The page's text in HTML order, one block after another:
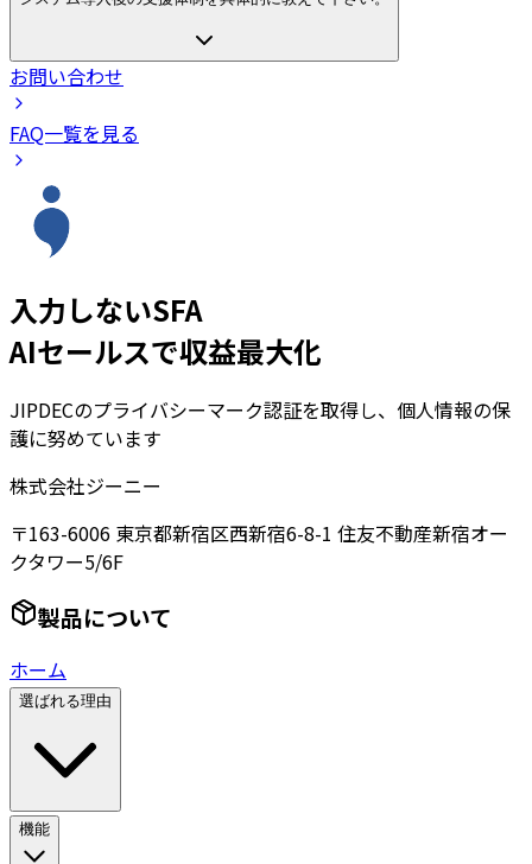
お問い合わせ
FAQ一覧を見る
入力しないSFA
AIセールスで収益最大化
JIPDECのプライバシーマーク認証を取得し、個人情報の保
護に努めています
株式会社ジーニー
〒163-6006 東京都新宿区西新宿6-8-1 住友不動産新宿オー
クタワー5/6F
製品について
ホーム
選ばれる理由
機能